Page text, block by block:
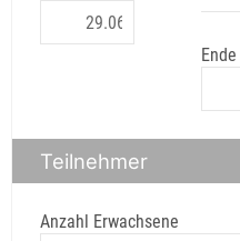
Ende
Teilnehmer
Anzahl Erwachsene